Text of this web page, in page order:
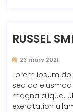
RUSSEL
23 mars 2021
Lorem ipsum
sed do
magna aliqua.
exercitation